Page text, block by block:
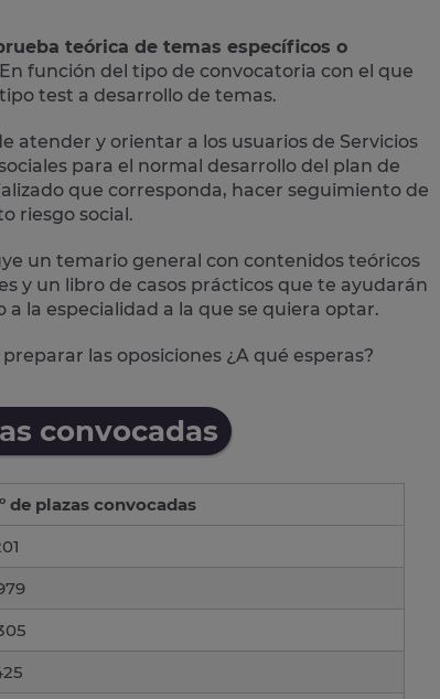
teórica de temas específicos o
función del tipo de convocatoria con el que
test a desarrollo de temas.
atender y orientar a los usuarios de Servicios
para el normal desarrollo del plan de
que corresponda, hacer seguimiento de
riesgo social.
un temario general con contenidos teóricos
y un libro de casos prácticos que te ayudarán
la especialidad a la que se quiera optar.
las oposiciones ¿A qué esperas?
convocadas
de plazas convocadas